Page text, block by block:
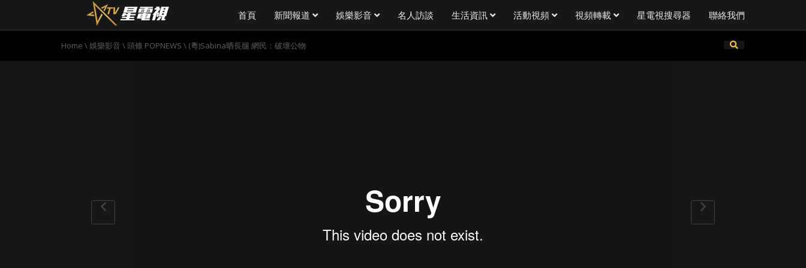
首頁 新聞報道 娛樂影音 名人訪談 生活資訊 活動視頻 視頻轉載 星電視搜尋器 聯絡我們
Home \ 娛樂影音 \頭條 POPNEWS \ (粵)Sabina晒長腿 網民：破壞公物